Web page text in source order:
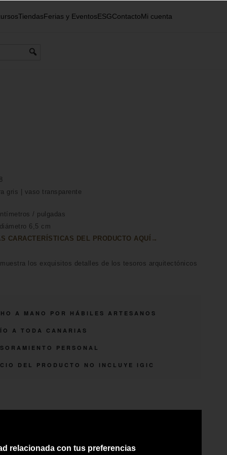
TiendasFerias y EventosESGContactoMi cuenta
gris | vaso transparente
/ pulgadas
6,5 cm
CARACTERÍSTICAS DEL PRODUCTO AQUÍ→
los exquisitos detalles de los tesoros arquitectónicos
A MANO POR HÁBILES ARTESANOS
A TODA CANARIAS
PERSONAL
DEL PRODUCTO NO INCLUYE IGIC
relacionada con tus preferencias